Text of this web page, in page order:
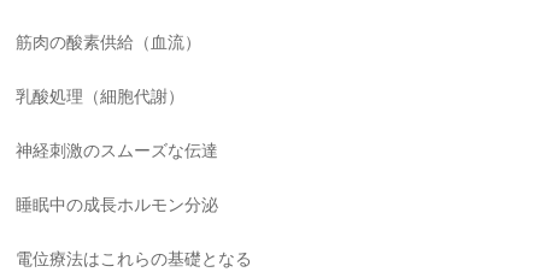
筋肉の酸素供給（血流）
乳酸処理（細胞代謝）
神経刺激のスムーズな伝達
睡眠中の成長ホルモン分泌
電位療法はこれらの基礎となる